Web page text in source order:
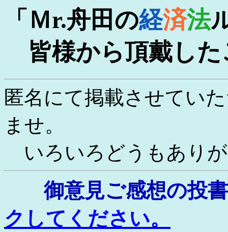
「Ｍr.舟田の経済法
皆様から頂戴した
匿名にて掲載させてい
ませ。
いろいろどうもあり
御意見ご感想の投
クしてください。